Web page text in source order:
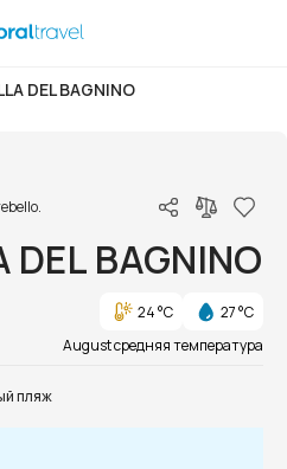
DEL BAGNINO
DEL BAGNINO
24 °C
27 °C
August средняя температура
пляж